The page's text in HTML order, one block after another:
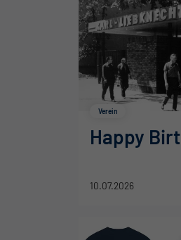
Happy
Verein
10.07.2026